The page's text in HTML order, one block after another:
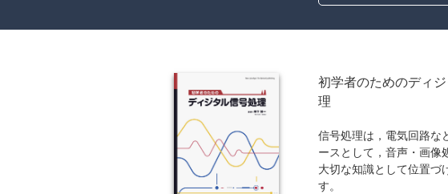
アルゴリズム 自然言語処
暗号・セキュリティ
流通・物流 食品
歴史・科学史 医療・医薬
初学者のためのディ
理
信号処理は，電気回路な
ースとして，音声・画像
大切な知識として位置づ
す。